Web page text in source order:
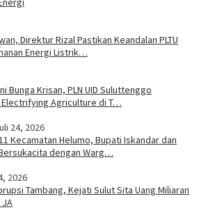
Direktur Rizal Pastikan Keandalan PLTU
Energi Listrik…
Bunga Krisan, PLN UID Suluttenggo
Agriculture di T…
24, 2026
Kecamatan Helumo, Bupati Iskandar dan
dengan Warg…
2026
Tambang, Kejati Sulut Sita Uang Miliaran
JA